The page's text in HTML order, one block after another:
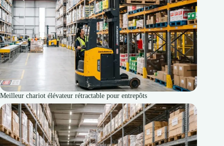
Meilleur chariot élévateur rétractable pour entrepôts